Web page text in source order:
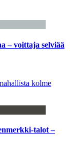
– voittaja selviää
kolme
talot –